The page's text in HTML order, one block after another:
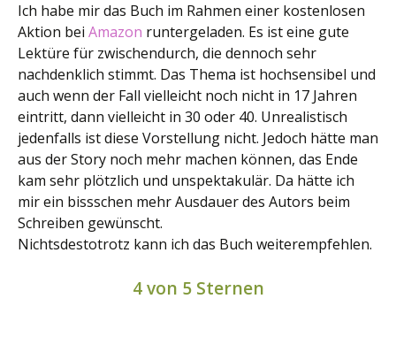
Ich habe mir das Buch im Rahmen einer kostenlosen
Aktion bei Amazon runtergeladen. Es ist eine gute
Lektüre für zwischendurch, die dennoch sehr
nachdenklich stimmt. Das Thema ist hochsensibel und
auch wenn der Fall vielleicht noch nicht in 17 Jahren
eintritt, dann vielleicht in 30 oder 40. Unrealistisch
jedenfalls ist diese Vorstellung nicht. Jedoch hätte man
aus der Story noch mehr machen können, das Ende
kam sehr plötzlich und unspektakulär. Da hätte ich
mir ein bissschen mehr Ausdauer des Autors beim
Schreiben gewünscht.
Nichtsdestotrotz kann ich das Buch weiterempfehlen.
4 von 5 Sternen